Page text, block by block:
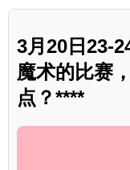
3月20日23-
魔术的比赛
点？****